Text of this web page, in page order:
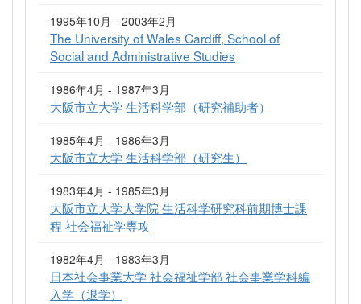
1995年10月 - 2003年2月
The University of Wales Cardiff, School of
Social and Administrative Studies
1986年4月 - 1987年3月
大阪市立大学 生活科学部（研究補助者）
1985年4月 - 1986年3月
大阪市立大学 生活科学部（研究生）
1983年4月 - 1985年3月
大阪市立大学大学院 生活科学研究科前期博士課
程 社会福祉学専攻
1982年4月 - 1983年3月
日本社会事業大学 社会福祉学部 社会事業学科編
入学（退学）